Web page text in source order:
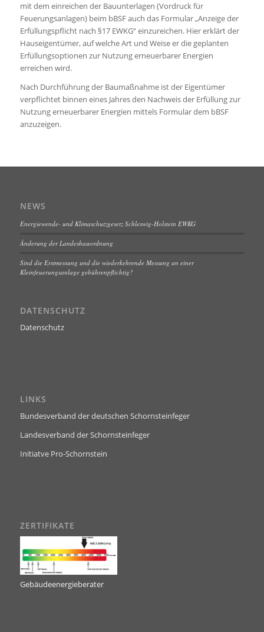
mit dem einreichen der Bauunterlagen (Vordruck für
Feuerungsanlagen) beim bBSF auch das Formular „Anzeige der
Erfüllungspflicht nach §17 EWKG“ einzureichen. Hier erklärt der
Hauseigentümer, auf welche Art und Weise er die geplanten
Erfüllungsoptionen zur Nutzung erneuerbarer Energien
erreichen wird.
Nach Durchführung der Baumaßnahme ist der Eigentümer
verpflichtet binnen eines Jahres den Nachweis der Erfüllung zur
Nutzung erneuerbarer Energien mittels Formular dem bBSF
anzuzeigen.
NEWS
Energiewende- und Klimaschutzgesetz Schleswig-Holstein EWKG
Änderung der Landesbauordnung
Sind die Erstmessung und die wiederkehrende Messung an einer
Kleinfeuerungsanlage gebührenpflichtig?
DATENSCHUTZ
Datenschutz
LINKS
Bundesverband der deutschen Schornsteinfeger
Landesverband der Schornsteinfeger
Initiatve Pro-Schornstein
ZERTIFIKATE
Gebäudeenergieberater